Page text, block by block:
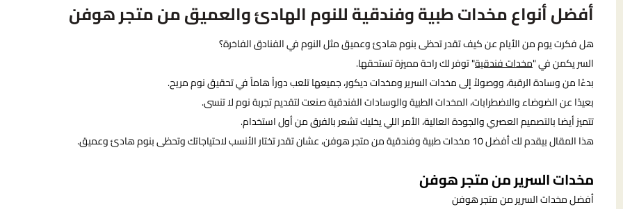
أفضل أنواع مخدات طبية وفندقية للنوم الهادئ والعميق من متجر هوفن
هل فكرت يوم من الأيام عن كيف تقدر تحظى بنوم هادئ وعميق مثل النوم في الفنادق الفاخرة؟
السر يكمن في "مخدات فندقية" توفر لك راحة مميزة تستحقها.
بدءًا من وسادة الرقبة، ووصولاً إلى مخدات السرير ومخدات ديكور، جميعها تلعب دوراً هاماً في تحقيق نوم مريح.
بعيدًا عن الضوضاء والاضطرابات، المخدات الطبية والوسادات الفندقية صنعت لتقديم تجربة نوم لا تنسى.
تتميز أيضا بالتصميم العصري والجودة العالية، الأمر اللي يخليك تشعر بالفرق من أول استخدام.
هذا المقال بيقدم لك أفضل 10 مخدات طبية وفندقية من متجر هوفن، عشان تقدر تختار الأنسب لاحتياجاتك وتحظى بنوم هادئ وعميق.
مخدات السرير من متجر هوفن
أفضل مخدات السرير من متجر هوفن